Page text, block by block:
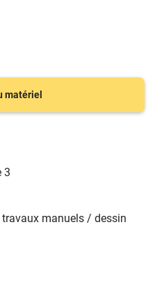
matériel
3
manuels / dessin